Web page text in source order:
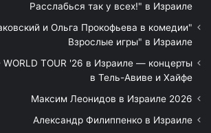
Расслабься так у всех!" в Израиле
и Ольга Прокофьева в комедии
Взрослые игры" в Израиле
WORLD TOUR '26 в Израиле — концерты
в Тель-Авиве и Хайфе
Максим Леонидов в Израиле 2026
Александр Филиппенко в Израиле